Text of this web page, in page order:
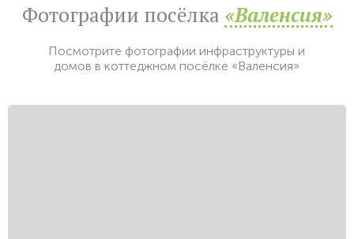
Фотографии посёлка «Валенсия»
Посмотрите фотографии инфраструктуры и
домов в коттеджном посёлке «Валенсия»